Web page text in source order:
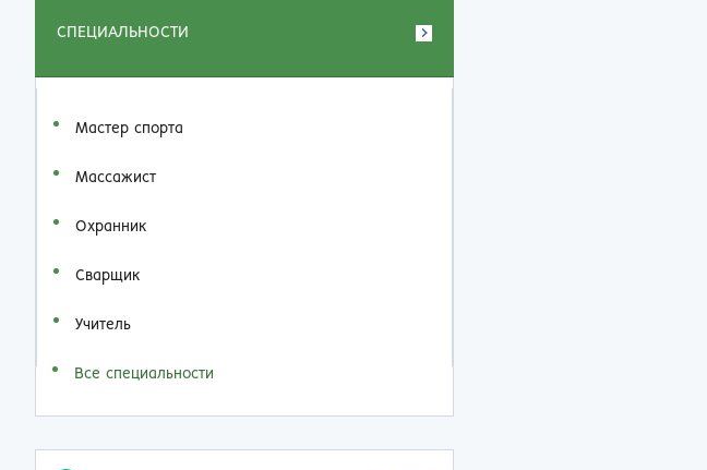
СПЕЦИАЛЬНОСТИ
Мастер спорта
Массажист
Охранник
Сварщик
Учитель
Все специальности